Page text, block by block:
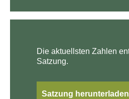
Die aktuellsten Zahlen
Satzung.
Satzung